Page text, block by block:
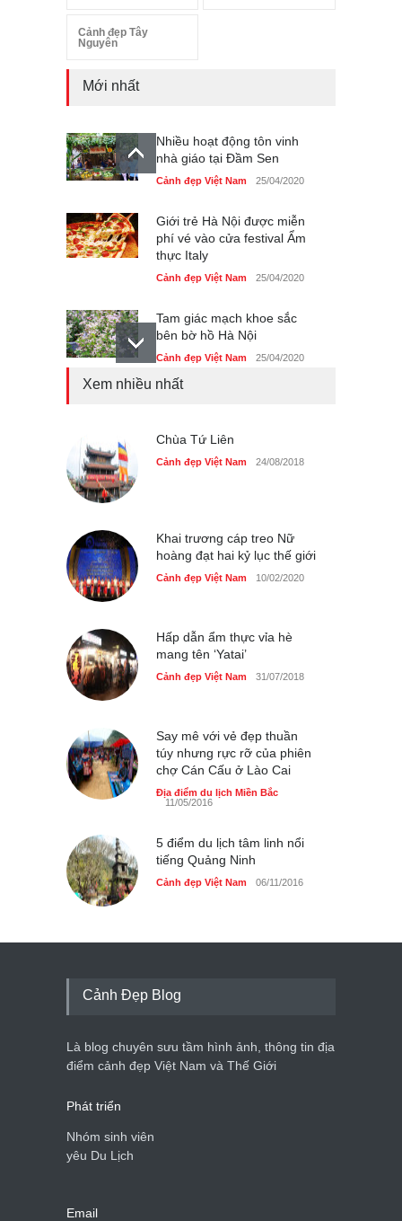
Cảnh đẹp Tây
Nguyên
Mới nhất
Nhiều hoạt động tôn vinh
nhà giáo tại Đầm Sen
Cảnh đẹp Việt Nam 25/04/2020
Giới trẻ Hà Nội được miễn
phí vé vào cửa festival Ẩm
thực Italy
Cảnh đẹp Việt Nam 25/04/2020
Tam giác mạch khoe sắc
bên bờ hồ Hà Nội
Cảnh đẹp Việt Nam 25/04/2020
Cảnh đẹp Việt Nam
Xem nhiều nhất
Chùa Tứ Liên
Cảnh đẹp Việt Nam 24/08/2018
Khai trương cáp treo Nữ
hoàng đạt hai kỷ lục thế giới
Cảnh đẹp Việt Nam 10/02/2020
Hấp dẫn ẩm thực vỉa hè
mang tên ‘Yatai’
Cảnh đẹp Việt Nam 31/07/2018
Say mê với vẻ đẹp thuần
túy nhưng rực rỡ của phiên
chợ Cán Cấu ở Lào Cai
Địa điểm du lịch Miền Bắc
11/05/2016
5 điểm du lịch tâm linh nổi
tiếng Quảng Ninh
Cảnh đẹp Việt Nam 06/11/2016
Cảnh Đẹp Blog
Là blog chuyên sưu tầm hình ảnh, thông tin địa
điểm cảnh đẹp Việt Nam và Thế Giới
Phát triển
Nhóm sinh viên
yêu Du Lịch
Email